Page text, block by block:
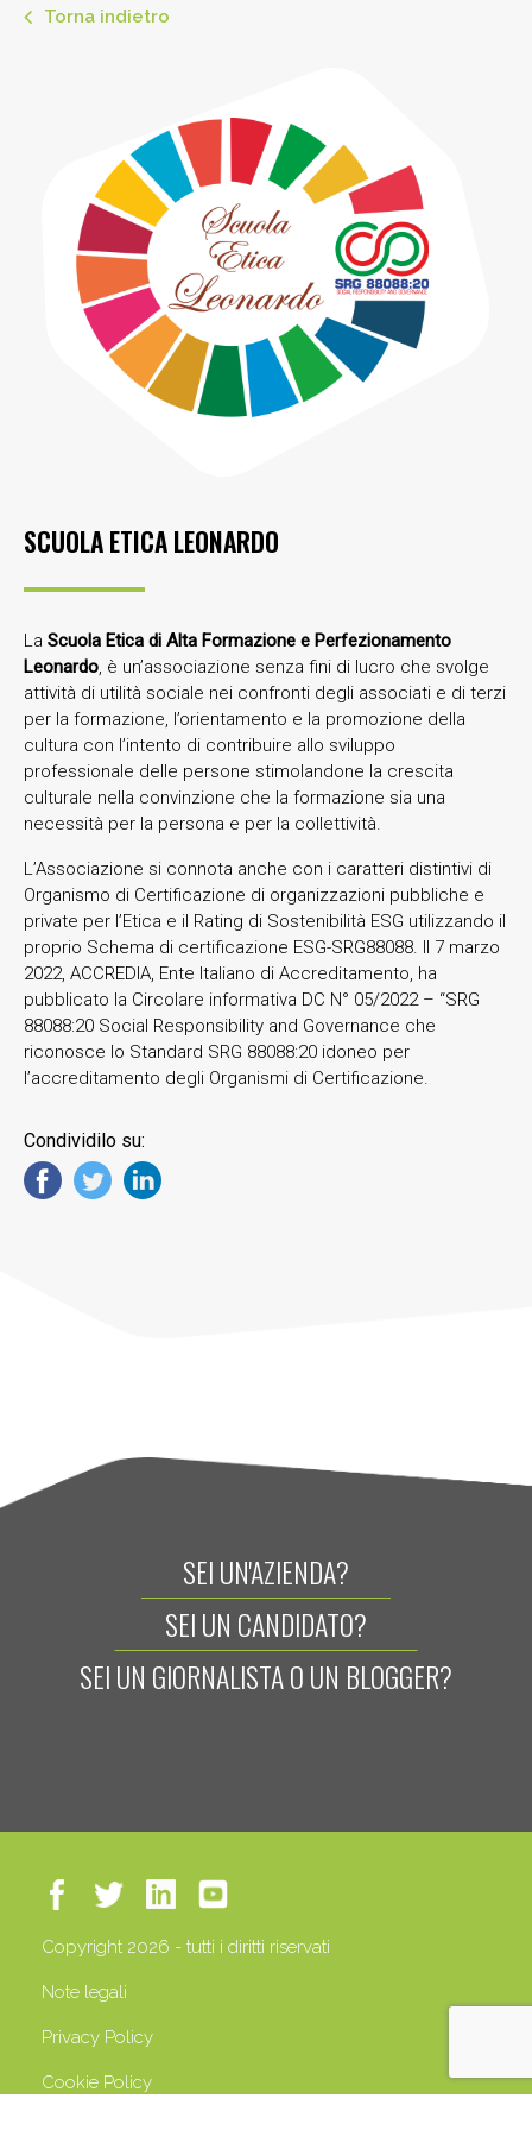
Torna indietro
SCUOLA ETICA LEONARDO
La Scuola Etica di Alta Formazione e Perfezionamento
Leonardo, è un’associazione senza fini di lucro che svolge
attività di utilità sociale nei confronti degli associati e di terzi
per la formazione, l’orientamento e la promozione della
cultura con l’intento di contribuire allo sviluppo
professionale delle persone stimolandone la crescita
culturale nella convinzione che la formazione sia una
necessità per la persona e per la collettività.
L’Associazione si connota anche con i caratteri distintivi di
Organismo di Certificazione di organizzazioni pubbliche e
private per l’Etica e il Rating di Sostenibilità ESG utilizzando il
proprio Schema di certificazione ESG-SRG88088. Il 7 marzo
2022, ACCREDIA, Ente Italiano di Accreditamento, ha
pubblicato la Circolare informativa DC N° 05/2022 – “SRG
88088:20 Social Responsibility and Governance che
riconosce lo Standard SRG 88088:20 idoneo per
l’accreditamento degli Organismi di Certificazione.
Condividilo su:
SEI UN'AZIENDA?
SEI UN CANDIDATO?
SEI UN GIORNALISTA O UN BLOGGER?
Copyright 2026 - tutti i diritti riservati
Note legali
Privacy Policy
Cookie Policy